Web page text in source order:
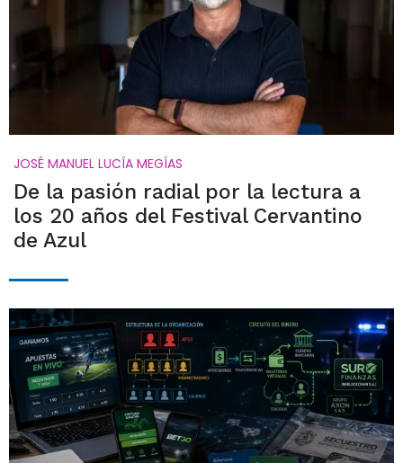
JOSÉ MANUEL LUCÍA MEGÍAS
De la pasión radial por la lectura a
los 20 años del Festival Cervantino
de Azul